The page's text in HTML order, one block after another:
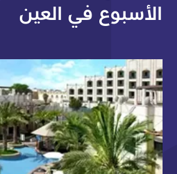
الأسبوع في العين